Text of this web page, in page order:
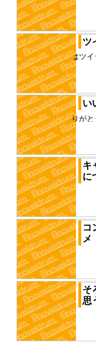
2度目の
を作品と
映画の
ツ
僕はツイ
と楽しい
かる い
い
ありがと
キ
に
基本的に
作品は心
と、や
コ
メ
昨日、大
を貰った
で、そ
そ
思
金だ、金
ソコンも
る価値